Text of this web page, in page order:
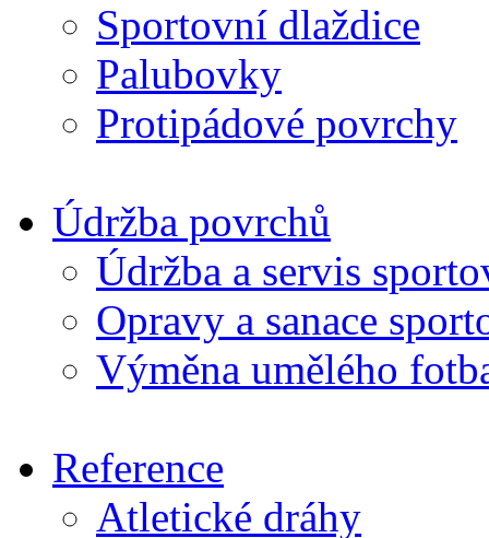
Sportovní dlaždice
Palubovky
Protipádové povrchy
Údržba povrchů
Údržba a servis
Opravy a sanace
Výměna umělého
Reference
Atletické dráhy